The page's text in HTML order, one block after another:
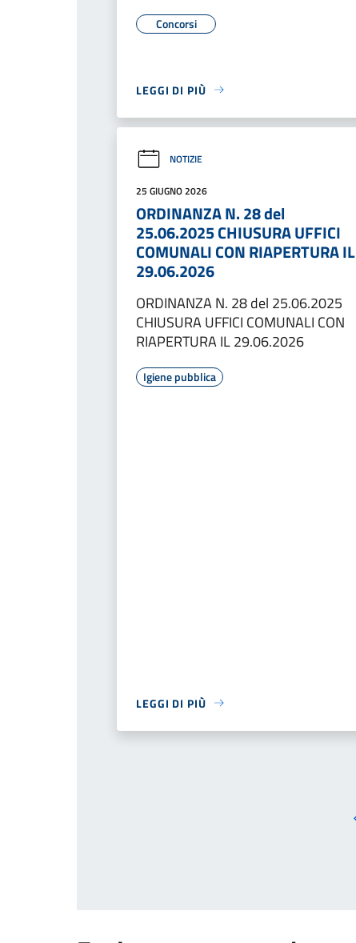
Concorsi
LEGGI DI PIÙ
NOTIZIE
25 GIUGNO 2026
ORDINANZA N. 28 del
25.06.2025 CHIUSURA UFFICI
COMUNALI CON RIAPERTURA IL
29.06.2026
ORDINANZA N. 28 del 25.06.2025
CHIUSURA UFFICI COMUNALI CON
RIAPERTURA IL 29.06.2026
Igiene pubblica
LEGGI DI PIÙ